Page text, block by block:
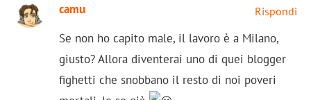
camu Rispondi
Se non ho capito male, il lavoro è a Milano,
giusto? Allora diventerai uno di quei blogger
fighetti che snobbano il resto di noi poveri